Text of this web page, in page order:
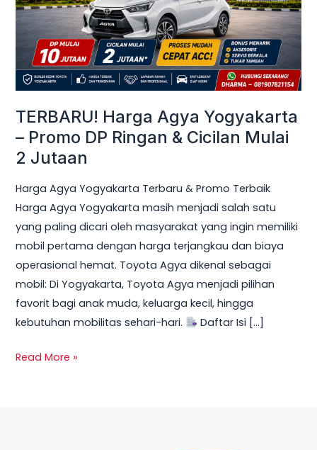
TERBARU! Harga Agya Yogyakarta
– Promo DP Ringan & Cicilan Mulai
2 Jutaan
Harga Agya Yogyakarta Terbaru & Promo Terbaik
Harga Agya Yogyakarta masih menjadi salah satu
yang paling dicari oleh masyarakat yang ingin memiliki
mobil pertama dengan harga terjangkau dan biaya
operasional hemat. Toyota Agya dikenal sebagai
mobil: Di Yogyakarta, Toyota Agya menjadi pilihan
favorit bagi anak muda, keluarga kecil, hingga
kebutuhan mobilitas sehari-hari.
Daftar Isi […]
Promo
DP
Ringan
Cicilan
2
Jutaan
Read More »